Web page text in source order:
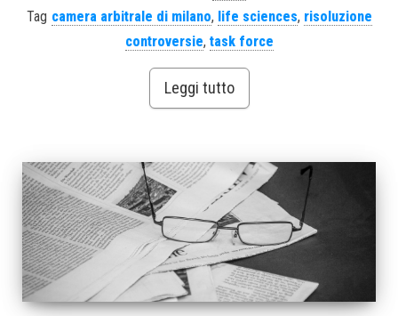
Tag camera arbitrale di milano, life sciences, risoluzione
controversie, task force
Leggi tutto